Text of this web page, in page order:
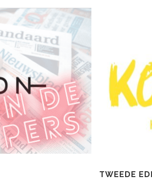
TWEEDE